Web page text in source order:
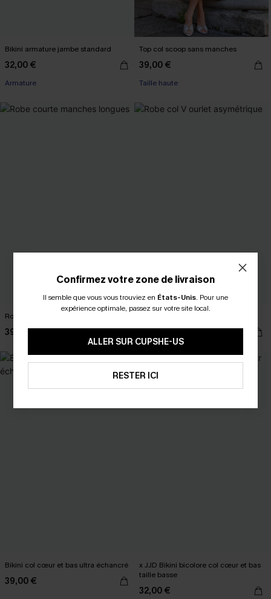
Bikini armature jambe standard
32,00 €
Armature
Top col scoop sans manches
39,00 €
Taille haute
Robe courte manches longues
39,00 € 32,00 €
Bikini col cœur et bas ultra échancré
39,00 €
x JJD Bikini bicolore col cœur et bas
taille basse
32,00 €
Confirmez votre zone de livraison
Il semble que vous vous trouviez en États-Unis. Pour une
expérience optimale, passez sur votre site local.
ALLER SUR CUPSHE-US
RESTER ICI